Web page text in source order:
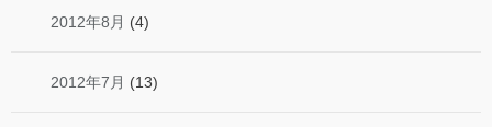
2012年8月 (4)
2012年7月 (13)